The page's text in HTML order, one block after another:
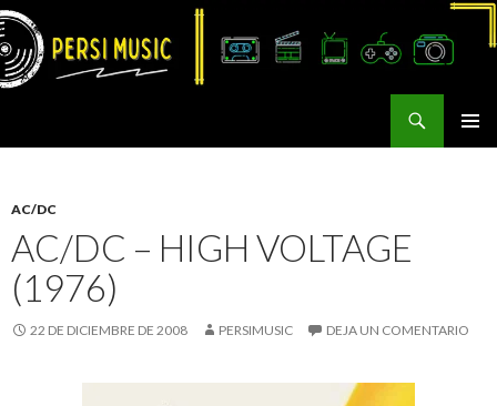
AC/DC
AC/DC – HIGH VOLTAGE
(1976)
22 DE DICIEMBRE DE 2008 PERSIMUSIC DEJA UN COMENTARIO